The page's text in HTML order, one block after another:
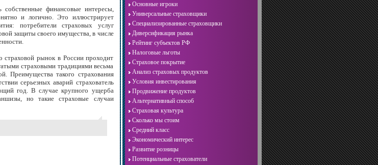
Основные игроки
Универсальные страховщики
Специализированные страховщики
Диверсификация рынка
Рейтинг субъектов РФ
Налоговые льготы
Страховое покрытие
Анализ страховых продуктов
Условия инвестирования
Продвижение продуктов
Альтернативный способ
Страховая культура
Сколько мы стоим
Средний класс
Экономический интерес
Развитие розницы
Потенциальные страхователи
финансовые интересы,
и логично. Это иллюстрирует
потребители страховых услуг
защиты своего имущества, в числе
страховой рынок в России проходит
страховыми традициями весьма
Преимущества такого страхования
серьезных аварий страхователь
год. В случае крупного ущерба
но такие страховые случаи